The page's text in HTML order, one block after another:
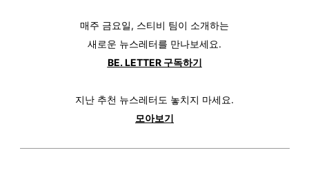
매주 금요일, 스티비 팀이 소개하는
새로운 뉴스레터를 만나보세요.
BE. LETTER 구독하기
지난 추천 뉴스레터도 놓치지 마세요.
모아보기